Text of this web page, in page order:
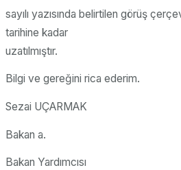
sayılı yazısında belirtilen görüş
tarihine kadar
uzatılmıştır.
Bilgi ve gereğini rica ederim.
Sezai UÇARMAK
Bakan a.
Bakan Yardımcısı